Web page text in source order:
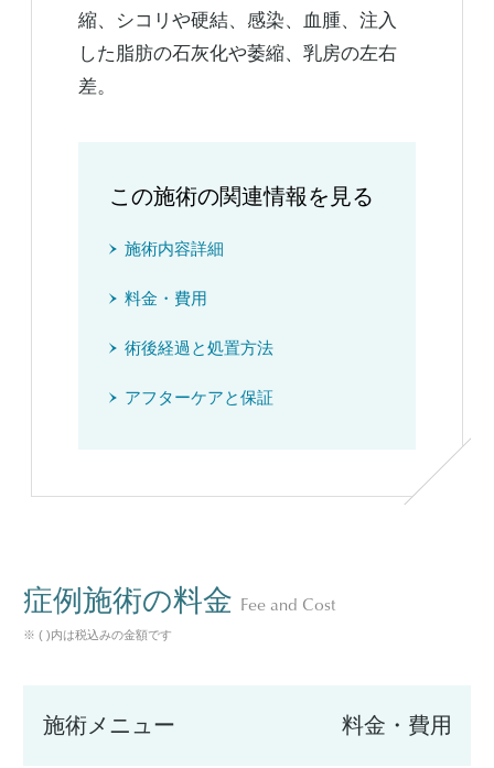
縮、シコリや硬結、感染、血腫、注入
した脂肪の石灰化や萎縮、乳房の左右
差。
この施術の関連情報を見る
施術内容詳細
料金・費用
術後経過と処置方法
アフターケアと保証
症例施術の料金 Fee and Cost
※ ( )内は税込みの金額です
施術メニュー 料金・費用